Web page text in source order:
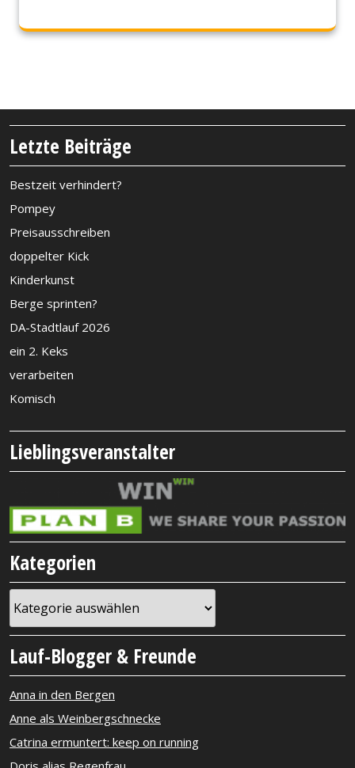
Letzte Beiträge
Bestzeit verhindert?
Pompey
Preisausschreiben
doppelter Kick
Kinderkunst
Berge sprinten?
DA-Stadtlauf 2026
ein 2. Keks
verarbeiten
Komisch
Lieblingsveranstalter
Kategorien
Lauf-Blogger & Freunde
Anna in den Bergen
Anne als Weinbergschnecke
Catrina ermuntert: keep on running